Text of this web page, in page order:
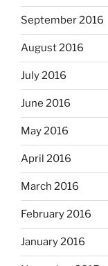
September 2016
August 2016
July 2016
June 2016
May 2016
April 2016
March 2016
February 2016
January 2016